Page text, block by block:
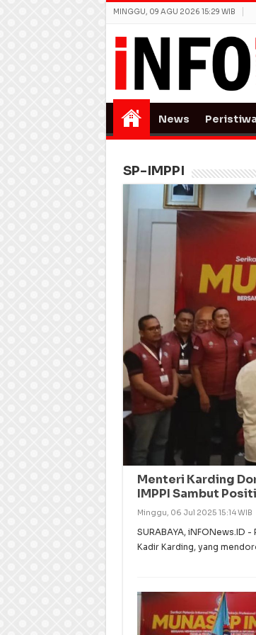
MINGGU, 09 AGU 2026 15:29 WIB
News Peristiwa
SP-IMPPI
Menteri Karding
IMPPI Sambut
Minggu, 06 Jul 2025 15:14 WIB
SURABAYA, iNFONews.ID
Kadir Karding, yang